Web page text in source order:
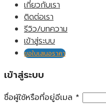
เกี่ยวกับเรา
ติดต่อเรา
รีวิว/บทความ
เข้าสู่ระบบ
ขอใบเสนอราคา
เข้าสู่ระบบ
ชื่อผู้ใช้หรือที่อยู่อีเมล *